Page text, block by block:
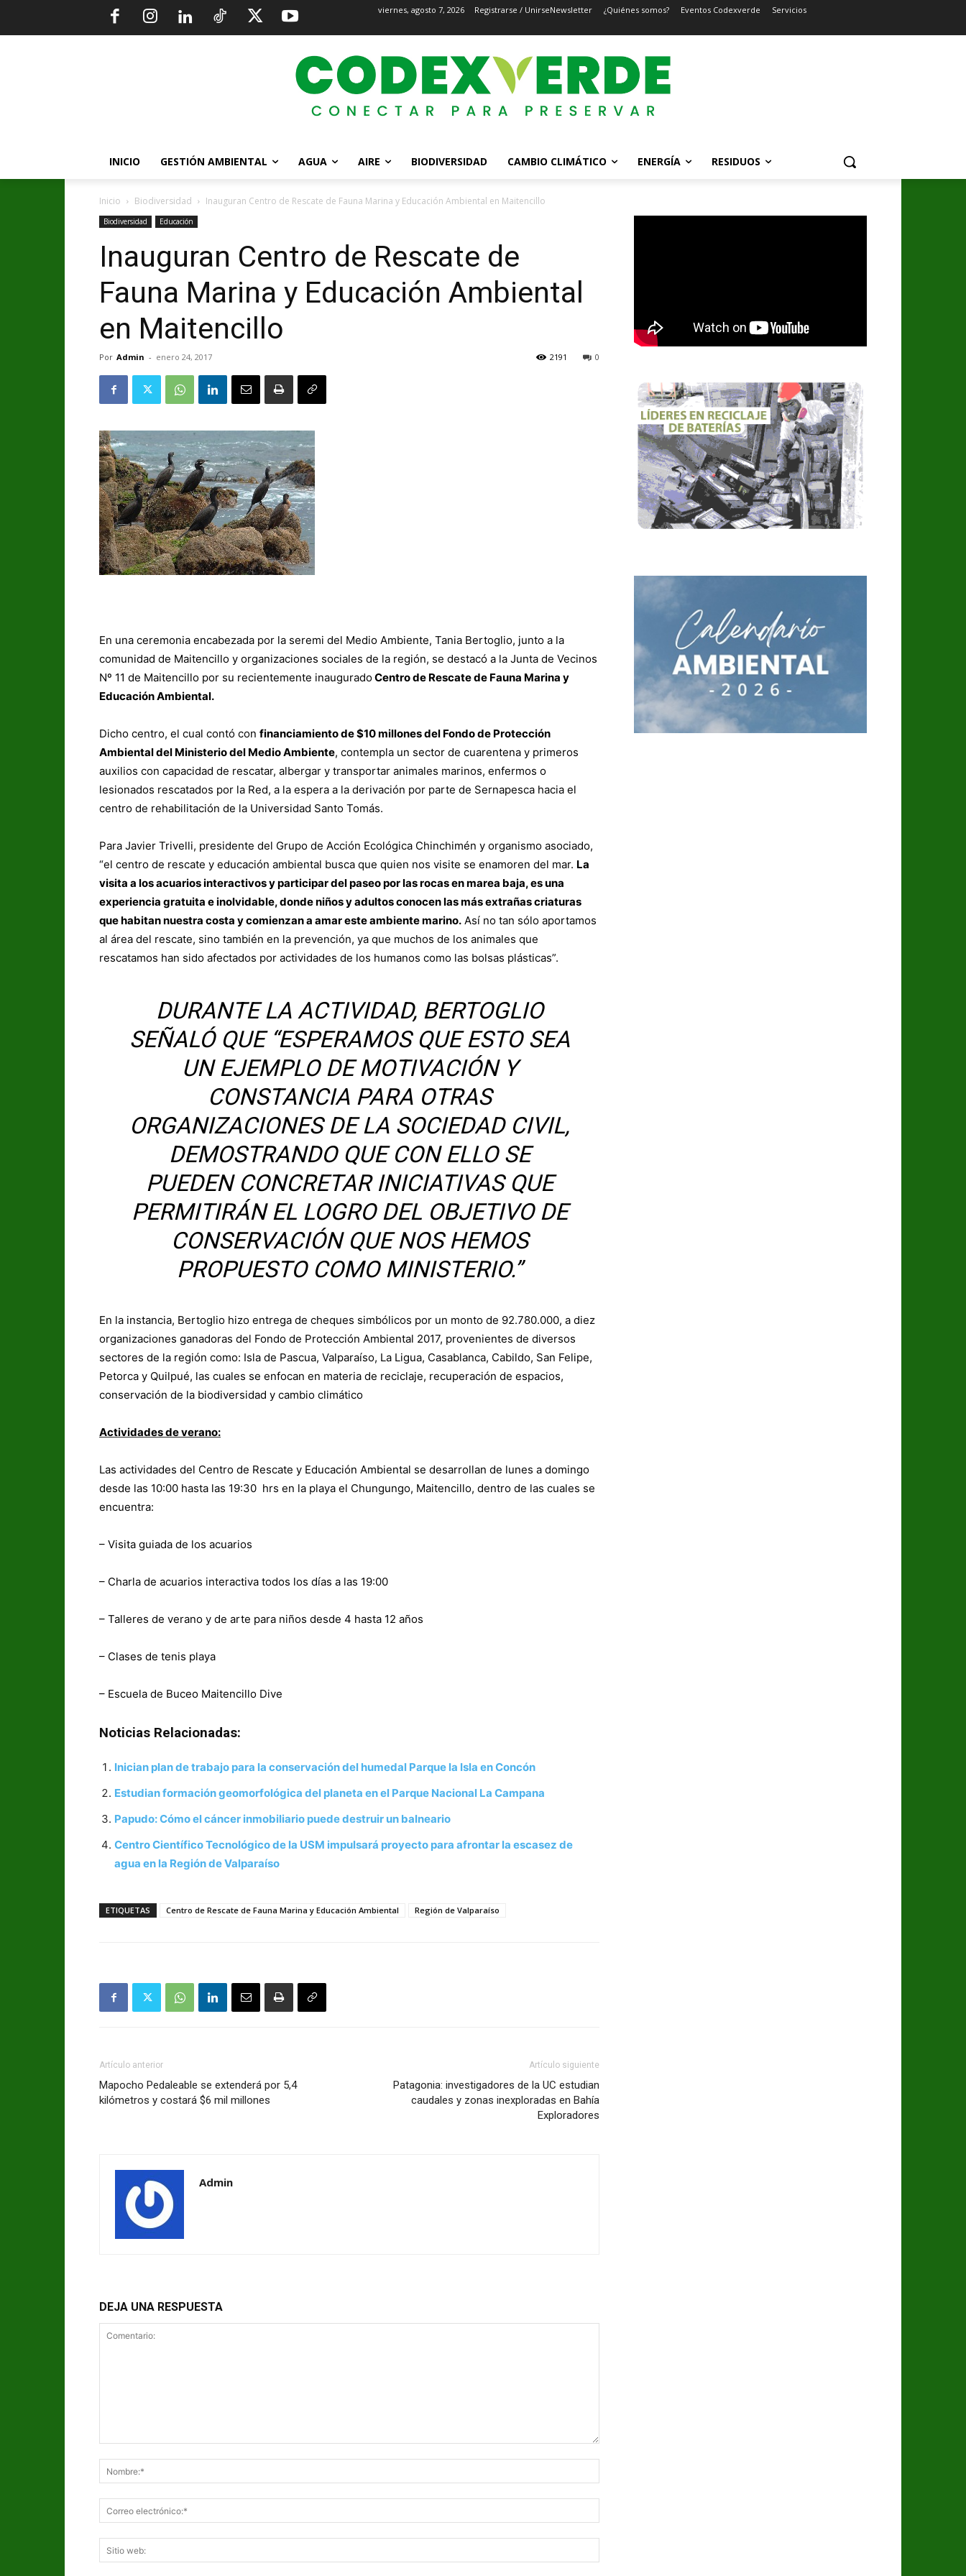
viernes, agosto 7, 2026 Registrarse / UnirseNewsletter ¿Quiénes somos? Eventos Codexverde Servicios
INICIO GESTIÓN AMBIENTAL AGUA AIRE BIODIVERSIDAD CAMBIO CLIMÁTICO ENERGÍA RESIDUOS
Inicio Biodiversidad Inauguran Centro de Rescate de Fauna Marina y Educación Ambiental en Maitencillo
Biodiversidad Educación
Inauguran Centro de Rescate de
Fauna Marina y Educación Ambiental
en Maitencillo
Por Admin - enero 24, 2017 0
2191
En una ceremonia encabezada por la seremi del Medio Ambiente, Tania Bertoglio, junto a la
comunidad de Maitencillo y organizaciones sociales de la región, se destacó a la Junta de Vecinos
Nº 11 de Maitencillo por su recientemente inauguradoCentro de Rescate de Fauna Marina y
Educación Ambiental.
Dicho centro, el cual contó con financiamiento de $10 millones del Fondo de Protección
Ambiental del Ministerio del Medio Ambiente, contempla un sector de cuarentena y primeros
auxilios con capacidad de rescatar, albergar y transportar animales marinos, enfermos o
lesionados rescatados por la Red, a la espera a la derivación por parte de Sernapesca hacia el
centro de rehabilitación de la Universidad Santo Tomás.
Para Javier Trivelli, presidente del Grupo de Acción Ecológica Chinchimén y organismo asociado,
“el centro de rescate y educación ambiental busca que quien nos visite se enamoren del mar. La
visita a los acuarios interactivos y participar del paseo por las rocas en marea baja, es una
experiencia gratuita e inolvidable, donde niños y adultos conocen las más extrañas criaturas
que habitan nuestra costa y comienzan a amar este ambiente marino. Así no tan sólo aportamos
al área del rescate, sino también en la prevención, ya que muchos de los animales que
rescatamos han sido afectados por actividades de los humanos como las bolsas plásticas”.
DURANTE LA ACTIVIDAD, BERTOGLIO
SEÑALÓ QUE “ESPERAMOS QUE ESTO SEA
UN EJEMPLO DE MOTIVACIÓN Y
CONSTANCIA PARA OTRAS
ORGANIZACIONES DE LA SOCIEDAD CIVIL,
DEMOSTRANDO QUE CON ELLO SE
PUEDEN CONCRETAR INICIATIVAS QUE
PERMITIRÁN EL LOGRO DEL OBJETIVO DE
CONSERVACIÓN QUE NOS HEMOS
PROPUESTO COMO MINISTERIO.”
En la instancia, Bertoglio hizo entrega de cheques simbólicos por un monto de 92.780.000, a diez
organizaciones ganadoras del Fondo de Protección Ambiental 2017, provenientes de diversos
sectores de la región como: Isla de Pascua, Valparaíso, La Ligua, Casablanca, Cabildo, San Felipe,
Petorca y Quilpué, las cuales se enfocan en materia de reciclaje, recuperación de espacios,
conservación de la biodiversidad y cambio climático
Actividades de verano:
Las actividades del Centro de Rescate y Educación Ambiental se desarrollan de lunes a domingo
desde las 10:00 hasta las 19:30 hrs en la playa el Chungungo, Maitencillo, dentro de las cuales se
encuentra:
– Visita guiada de los acuarios
– Charla de acuarios interactiva todos los días a las 19:00
– Talleres de verano y de arte para niños desde 4 hasta 12 años
– Clases de tenis playa
– Escuela de Buceo Maitencillo Dive
Noticias Relacionadas:
Inician plan de trabajo para la conservación del humedal Parque la Isla en Concón
Estudian formación geomorfológica del planeta en el Parque Nacional La Campana
Papudo: Cómo el cáncer inmobiliario puede destruir un balneario
Centro Científico Tecnológico de la USM impulsará proyecto para afrontar la escasez de
agua en la Región de Valparaíso
ETIQUETAS Centro de Rescate de Fauna Marina y Educación Ambiental Región de Valparaíso
Artículo anterior
Mapocho Pedaleable se extenderá por 5,4
kilómetros y costará $6 mil millones
Artículo siguiente
Patagonia: investigadores de la UC estudian
caudales y zonas inexploradas en Bahía
Exploradores
Admin
DEJA UNA RESPUESTA